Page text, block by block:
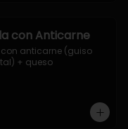
con Anticarne
anticarne (guiso
+ queso